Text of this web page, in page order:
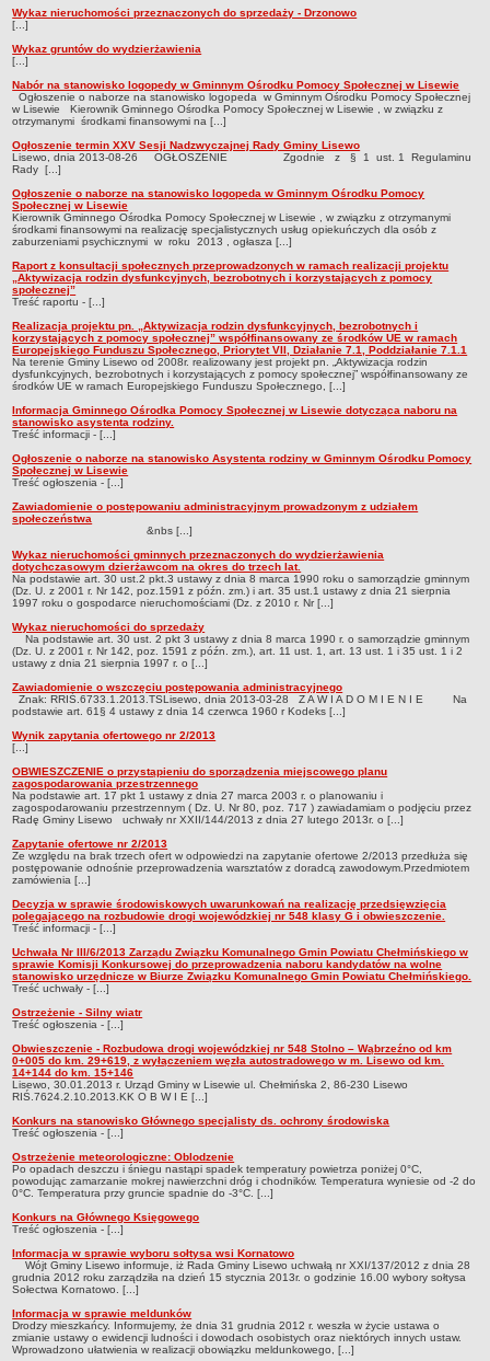
Wykaz nieruchomości przeznaczonych do sprzedaży - Drzonowo
[...]
Wykaz gruntów do wydzierżawienia
[...]
Nabór na stanowisko logopedy w Gminnym Ośrodku Pomocy Społecznej w Lisewie
Ogłoszenie o naborze na stanowisko logopeda w Gminnym Ośrodku Pomocy Społecznej
w Lisewie Kierownik Gminnego Ośrodka Pomocy Społecznej w Lisewie , w związku z
otrzymanymi środkami finansowymi na [...]
Ogłoszenie termin XXV Sesji Nadzwyczajnej Rady Gminy Lisewo
Lisewo, dnia 2013-08-26 OGŁOSZENIE Zgodnie z § 1 ust. 1 Regulaminu
Rady [...]
Ogłoszenie o naborze na stanowisko logopeda w Gminnym Ośrodku Pomocy
Społecznej w Lisewie
Kierownik Gminnego Ośrodka Pomocy Społecznej w Lisewie , w związku z otrzymanymi
środkami finansowymi na realizację specjalistycznych usług opiekuńczych dla osób z
zaburzeniami psychicznymi w roku 2013 , ogłasza [...]
Raport z konsultacji społecznych przeprowadzonych w ramach realizacji projektu
„Aktywizacja rodzin dysfunkcyjnych, bezrobotnych i korzystających z pomocy
społecznej”
Treść raportu - [...]
Realizacja projektu pn. „Aktywizacja rodzin dysfunkcyjnych, bezrobotnych i
korzystających z pomocy społecznej” współfinansowany ze środków UE w ramach
Europejskiego Funduszu Społecznego, Priorytet VII, Działanie 7.1, Poddziałanie 7.1.1
Na terenie Gminy Lisewo od 2008r. realizowany jest projekt pn. „Aktywizacja rodzin
dysfunkcyjnych, bezrobotnych i korzystających z pomocy społecznej” współfinansowany ze
środków UE w ramach Europejskiego Funduszu Społecznego, [...]
Informacja Gminnego Ośrodka Pomocy Społecznej w Lisewie dotycząca naboru na
stanowisko asystenta rodziny.
Treść informacji - [...]
Ogłoszenie o naborze na stanowisko Asystenta rodziny w Gminnym Ośrodku Pomocy
Społecznej w Lisewie
Treść ogłoszenia - [...]
Zawiadomienie o postępowaniu administracyjnym prowadzonym z udziałem
społeczeństwa
&nbs [...]
Wykaz nieruchomości gminnych przeznaczonych do wydzierżawienia
dotychczasowym dzierżawcom na okres do trzech lat.
Na podstawie art. 30 ust.2 pkt.3 ustawy z dnia 8 marca 1990 roku o samorządzie gminnym
(Dz. U. z 2001 r. Nr 142, poz.1591 z późn. zm.) i art. 35 ust.1 ustawy z dnia 21 sierpnia
1997 roku o gospodarce nieruchomościami (Dz. z 2010 r. Nr [...]
Wykaz nieruchomości do sprzedaży
Na podstawie art. 30 ust. 2 pkt 3 ustawy z dnia 8 marca 1990 r. o samorządzie gminnym
(Dz. U. z 2001 r. Nr 142, poz. 1591 z późn. zm.), art. 11 ust. 1, art. 13 ust. 1 i 35 ust. 1 i 2
ustawy z dnia 21 sierpnia 1997 r. o [...]
Zawiadomienie o wszczęciu postępowania administracyjnego
Znak: RRIŚ.6733.1.2013.TSLisewo, dnia 2013-03-28 Z A W I A D O M I E N I E Na
podstawie art. 61§ 4 ustawy z dnia 14 czerwca 1960 r Kodeks [...]
Wynik zapytania ofertowego nr 2/2013
[...]
OBWIESZCZENIE o przystąpieniu do sporządzenia miejscowego planu
zagospodarowania przestrzennego
Na podstawie art. 17 pkt 1 ustawy z dnia 27 marca 2003 r. o planowaniu i
zagospodarowaniu przestrzennym ( Dz. U. Nr 80, poz. 717 ) zawiadamiam o podjęciu przez
Radę Gminy Lisewo uchwały nr XXII/144/2013 z dnia 27 lutego 2013r. o [...]
Zapytanie ofertowe nr 2/2013
Ze względu na brak trzech ofert w odpowiedzi na zapytanie ofertowe 2/2013 przedłuża się
postępowanie odnośnie przeprowadzenia warsztatów z doradcą zawodowym.Przedmiotem
zamówienia [...]
Decyzja w sprawie środowiskowych uwarunkowań na realizację przedsięwzięcia
polegającego na rozbudowie drogi wojewódzkiej nr 548 klasy G i obwieszczenie.
Treść informacji - [...]
Uchwała Nr III/6/2013 Zarządu Związku Komunalnego Gmin Powiatu Chełmińskiego w
sprawie Komisji Konkursowej do przeprowadzenia naboru kandydatów na wolne
stanowisko urzędnicze w Biurze Związku Komunalnego Gmin Powiatu Chełmińskiego.
Treść uchwały - [...]
Ostrzeżenie - Silny wiatr
Treść ogłoszenia - [...]
Obwieszczenie - Rozbudowa drogi wojewódzkiej nr 548 Stolno – Wąbrzeźno od km
0+005 do km. 29+619, z wyłączeniem węzła autostradowego w m. Lisewo od km.
14+144 do km. 15+146
Lisewo, 30.01.2013 r. Urząd Gminy w Lisewie ul. Chełmińska 2, 86-230 Lisewo
RIŚ.7624.2.10.2013.KK O B W I E [...]
Konkurs na stanowisko Głównego specjalisty ds. ochrony środowiska
Treść ogłoszenia - [...]
Ostrzeżenie meteorologiczne: Oblodzenie
Po opadach deszczu i śniegu nastąpi spadek temperatury powietrza poniżej 0°C,
powodując zamarzanie mokrej nawierzchni dróg i chodników. Temperatura wyniesie od -2 do
0°C. Temperatura przy gruncie spadnie do -3°C. [...]
Konkurs na Głównego Księgowego
Treść ogłoszenia - [...]
Informacja w sprawie wyboru sołtysa wsi Kornatowo
Wójt Gminy Lisewo informuje, iż Rada Gminy Lisewo uchwałą nr XXI/137/2012 z dnia 28
grudnia 2012 roku zarządziła na dzień 15 stycznia 2013r. o godzinie 16.00 wybory sołtysa
Sołectwa Kornatowo. [...]
Informacja w sprawie meldunków
Drodzy mieszkańcy. Informujemy, że dnia 31 grudnia 2012 r. weszła w życie ustawa o
zmianie ustawy o ewidencji ludności i dowodach osobistych oraz niektórych innych ustaw.
Wprowadzono ułatwienia w realizacji obowiązku meldunkowego, [...]